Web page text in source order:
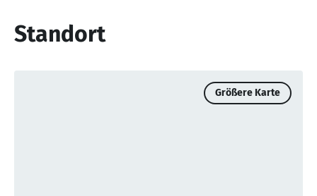
Standort
Größere Karte